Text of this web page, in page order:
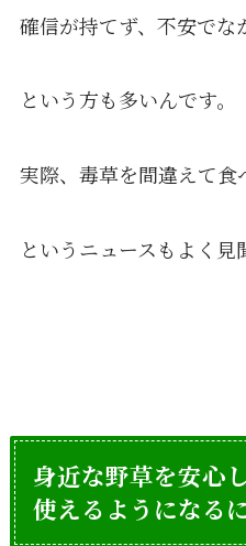
確信が持てず、不安でな
という方も多いんです。
実際、毒草を間違えて食
というニュースもよく見
身近な野草を安心
使えるようになる